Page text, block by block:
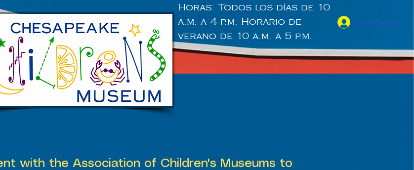
Horas: Todos los días de 10
a.m. a 4 p.m. Horario de
verano de 10 a.m. a 5 p.m.
Iniciar sesión
with the Association of Children's Museums to